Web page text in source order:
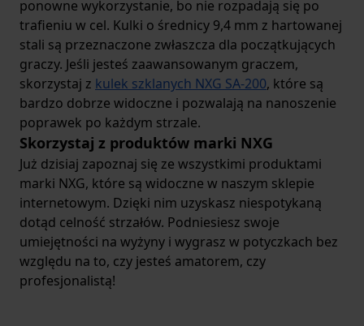
ponowne wykorzystanie, bo nie rozpadają się po
trafieniu w cel. Kulki o średnicy 9,4 mm z hartowanej
stali są przeznaczone zwłaszcza dla początkujących
graczy. Jeśli jesteś zaawansowanym graczem,
skorzystaj z kulek szklanych NXG SA-200, które są
bardzo dobrze widoczne i pozwalają na nanoszenie
poprawek po każdym strzale.
Skorzystaj z produktów marki NXG
Już dzisiaj zapoznaj się ze wszystkimi produktami
marki NXG, które są widoczne w naszym sklepie
internetowym. Dzięki nim uzyskasz niespotykaną
dotąd celność strzałów. Podniesiesz swoje
umiejętności na wyżyny i wygrasz w potyczkach bez
względu na to, czy jesteś amatorem, czy
profesjonalistą!